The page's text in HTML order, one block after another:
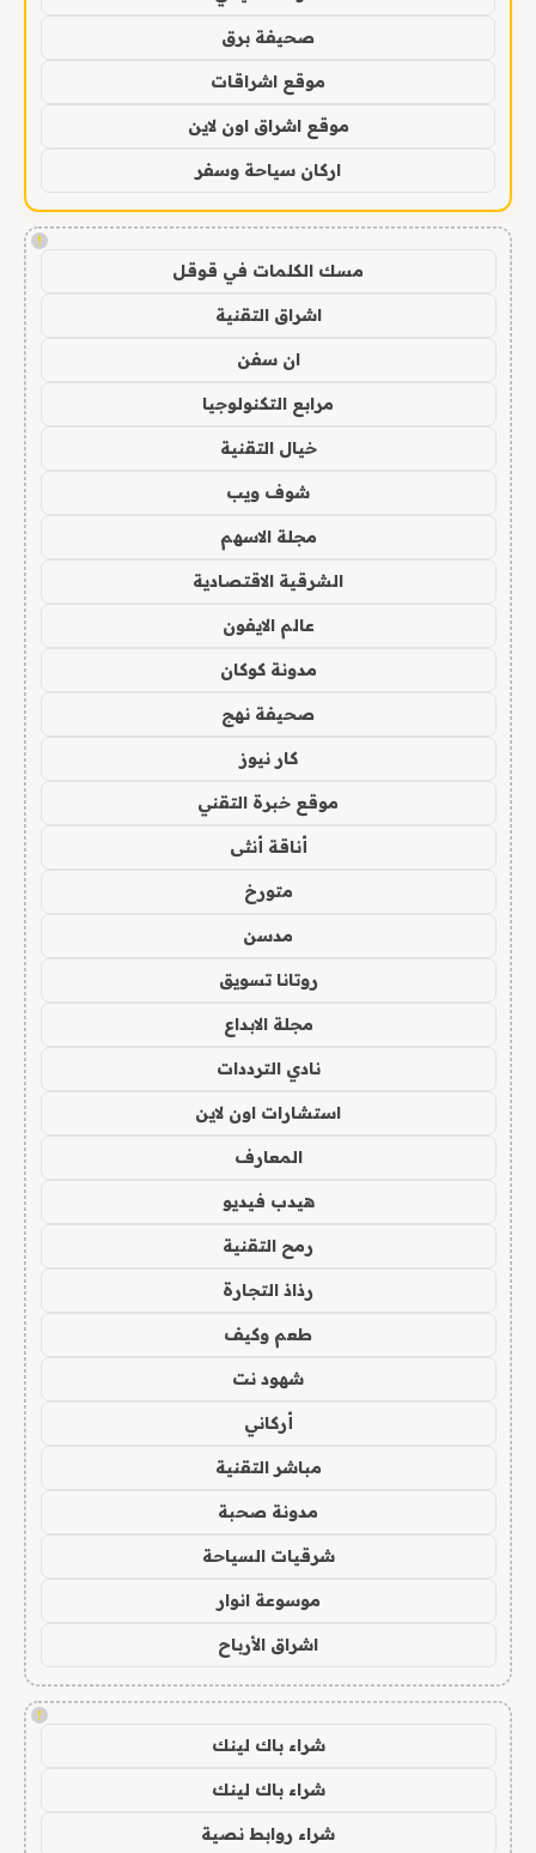
صحيفة برق
موقع اشراقات
موقع اشراق اون لاين
اركان سياحة وسفر
!
مسك الكلمات في قوقل
اشراق التقنية
ان سفن
مرابع التكنولوجيا
خيال التقنية
شوف ويب
مجلة الاسهم
الشرقية الاقتصادية
عالم الايفون
مدونة كوكان
صحيفة نهج
كار نيوز
موقع خبرة التقني
أناقة أنثى
متورخ
مدسن
روتانا تسويق
مجلة الابداع
نادي الترددات
استشارات اون لاين
المعارف
هيدب فيديو
رمح التقنية
رذاذ التجارة
طعم وكيف
شهود نت
أركاني
مباشر التقنية
مدونة صحبة
شرقيات السياحة
موسوعة انوار
اشراق الأرباح
!
شراء باك لينك
شراء باك لينك
شراء روابط نصية